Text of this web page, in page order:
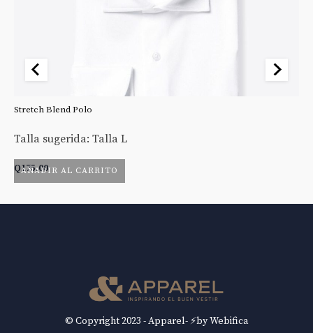
AÑADIR AL CARRITO
Stretch Blend Polo
Talla sugerida: Talla L
Q175.00
© Copyright 2023 - Apparel- ⚡by Webifica